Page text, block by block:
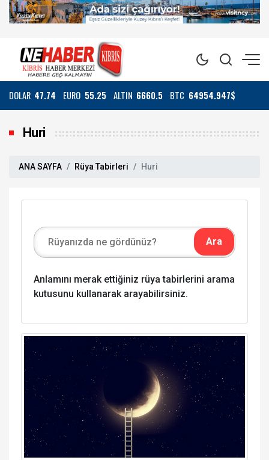
DOLAR 47.74 EURO 55.25 ALTIN 6660.5 BTC 64954.947$
Huri
ANA SAYFA Rüya Tabirleri Huri
Anlamını merak ettiğiniz rüya tabirlerini arama
kutusunu kullanarak arayabilirsiniz.